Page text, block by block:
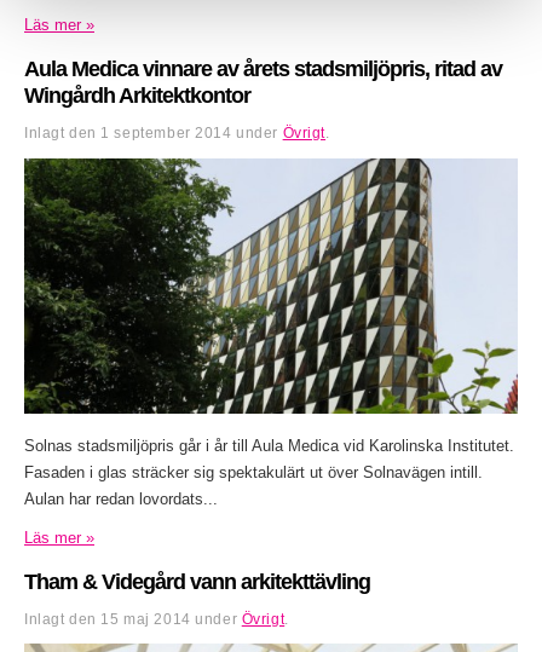
Läs mer »
Aula Medica vinnare av årets stadsmiljöpris, ritad av
Wingårdh Arkitektkontor
Inlagt den 1 september 2014 under Övrigt.
Solnas stadsmiljöpris går i år till Aula Medica vid Karolinska Institutet.
Fasaden i glas sträcker sig spektakulärt ut över Solnavägen intill.
Aulan har redan lovordats...
Läs mer »
Tham & Videgård vann arkitekttävling
Inlagt den 15 maj 2014 under Övrigt.